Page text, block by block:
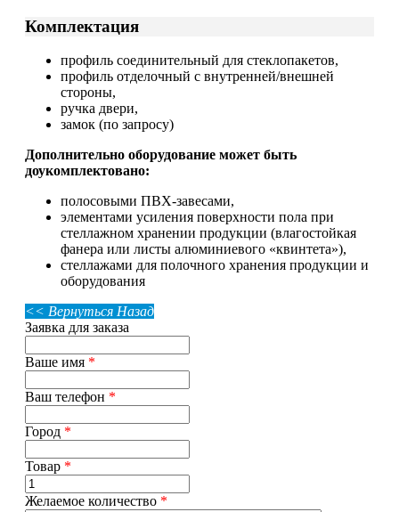
Комплектация
профиль соединительный для стеклопакетов,
профиль отделочный с внутренней/внешней
стороны,
ручка двери,
замок (по запросу)
Дополнительно оборудование может быть
доукомплектовано:
полосовыми ПВХ-завесами,
элементами усиления поверхности пола при
стеллажном хранении продукции (влагостойкая
фанера или листы алюминиевого «квинтета»),
стеллажами для полочного хранения продукции и
оборудования
<< Вернуться Назад
Заявка для заказа
Ваше имя *
Ваш телефон *
Город *
Товар *
Желаемое количество *